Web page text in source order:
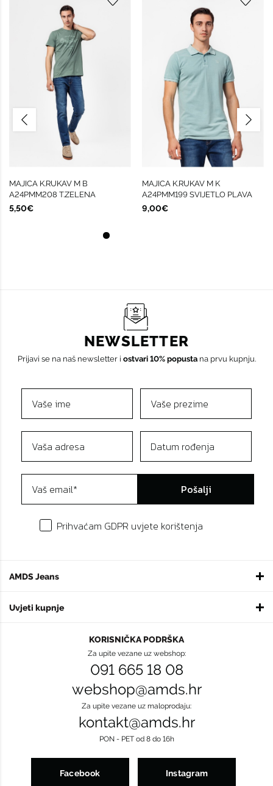
MAJICA K.RUKAV M B
A24PMM208 T.ZELENA
5,50€
MAJICA K.RUKAV M K
A24PMM199 SVIJETLO PLAVA
9,00€
AMDS Jeans
Uvjeti kupnje
NEWSLETTER
Prijavi se na naš newsletter i ostvari 10% popustana prvu kupnju.
Pošalji
Prihvaćam GDPR uvjete korištenja
KORISNIČKA PODRŠKA
Za upite vezane uz webshop:
091 665 18 08
webshop@amds.hr
Za upite vezane uz maloprodaju:
kontakt@amds.hr
PON - PET od 8 do 16h
Facebook Instagram